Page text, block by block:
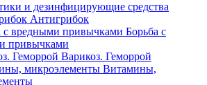
и дезинфицирующие средства
Антигрибок
Борьба с
привычками
Варикоз. Геморрой
Витамины,